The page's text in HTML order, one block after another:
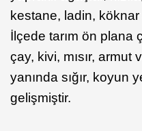
kestane, ladin, köknar
İlçede tarım ön plana
çay, kivi, mısır, armut
yanında sığır, koyun
gelişmiştir.